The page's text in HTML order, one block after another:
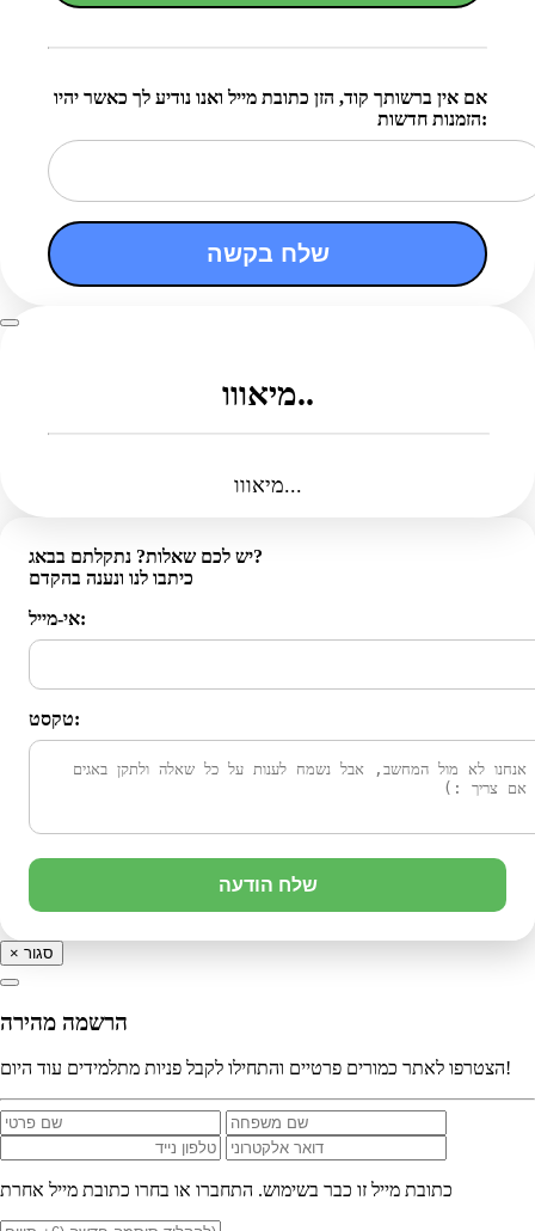
אם אין ברשותך קוד, הזן כתובת מייל ואנו נודיע לך כאשר יהיו
הזמנות חדשות:
שלח בקשה
מיאווו..
מיאווו...
יש לכם שאלות? נתקלתם בבאג?
כיתבו לנו ונענה בהקדם
אי-מייל:
טקסט:
שלח הודעה
× סגור
הרשמה מהירה
הצטרפו לאתר כמורים פרטיים והתחילו לקבל פניות מתלמידים עוד היום!
כתובת מייל זו כבר בשימוש. התחברו או בחרו כתובת מייל אחרת